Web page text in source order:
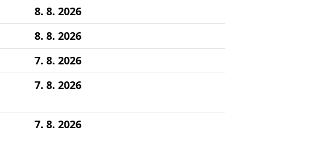
8. 8. 2026
8. 8. 2026
7. 8. 2026
7. 8. 2026
7. 8. 2026